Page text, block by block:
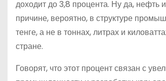
доходит до 3,8 процента. Ну да, нефть
причине, вероятно, в структуре
тенге, а не в тоннах, литрах и
стране.
Говорят, что этот процент связан с